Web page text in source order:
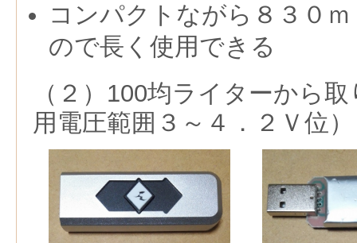
コンパクトながら８３０
ので長く使用できる
（２）100均ライターから
用電圧範囲３～４．２Ｖ位）